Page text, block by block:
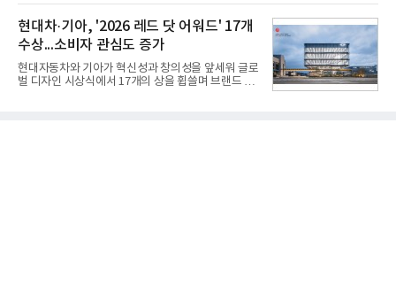
등으로 이전
기존 미사일체계를 대체할 중고도 및 중거리 대공미
사일을 개발하기로 결정했다.처음 KM-SAM 사업으로
불린 이 사업의 명칭은 호크(Iron Hawk, 철매)를 대체
한다는 의미에서 ‘철매Ⅱ’ 로 정해졌다. 철매Ⅱ 개발
사업은 미사일체계 완성 후인 2011년 ‘천궁(天弓)’으
로 다시 장비명이 바뀌었다. 17개 업체와 관련 기관이
참여한 가운데 LIG 넥스원은 탐색 개발에서 체계개발
현대차·기아, '2026 레드 닷 어워드' 17개
수상...소비자 관심도 증가
현대자동차와 기아가 혁신성과 창의성을 앞세워 글로
벌 디자인 시상식에서 17개의 상을 휩쓸며 브랜드 경